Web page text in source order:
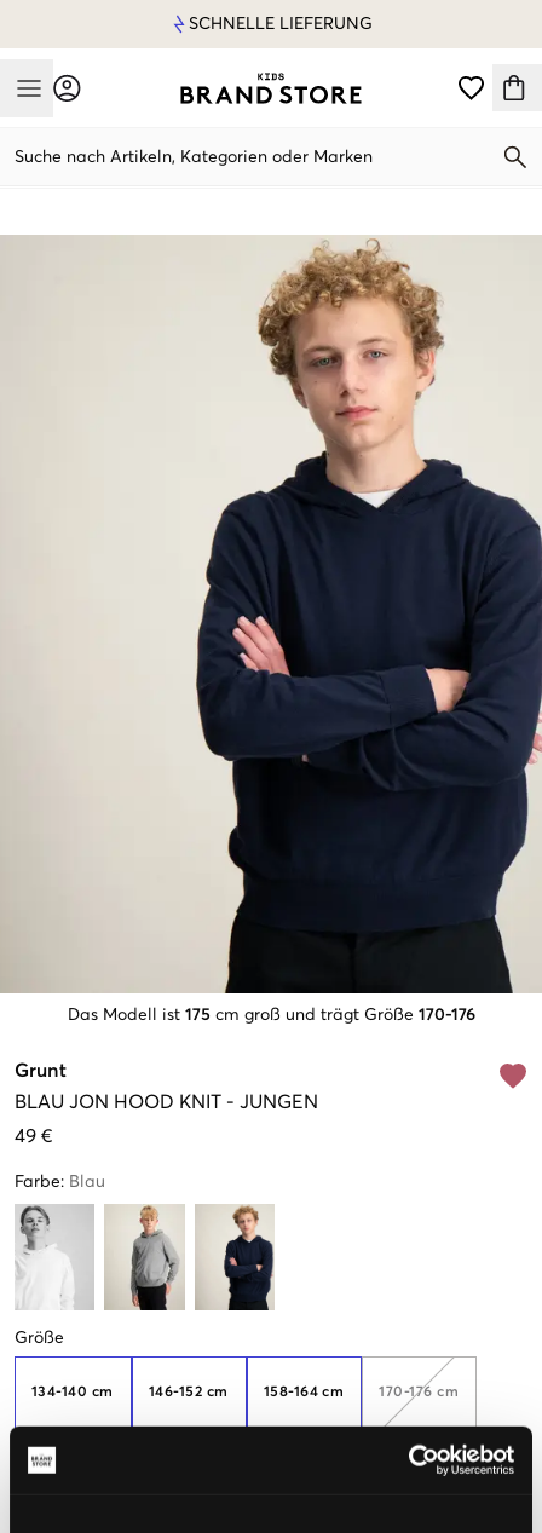
SCHNELLE LIEFERUNG
Mobile Menu
Suche nach Artikeln, Kategorien oder Marken
Das Modell ist 175 cm groß und trägt Größe 170-176
Grunt
BLAU JON HOOD KNIT - JUNGEN
49 €
Farbe: Blau
Größe
134-140 cm 146-152 cm 158-164 cm 170-176 cm
182-188